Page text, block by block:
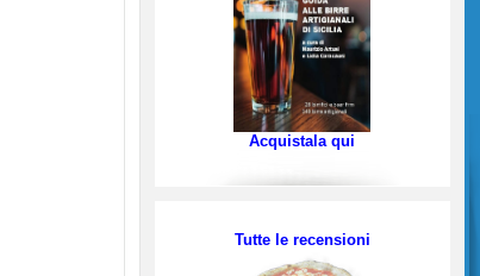
Acquistala qui
Tutte le recensioni